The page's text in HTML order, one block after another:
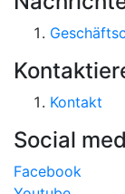
Kontakt
Social
Facebook